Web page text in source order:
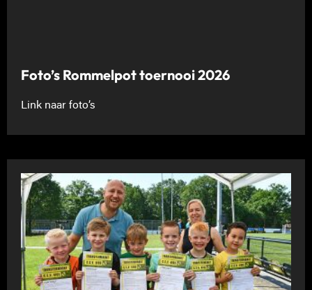
Foto’s Rommelpot toernooi 2026
Link naar foto’s